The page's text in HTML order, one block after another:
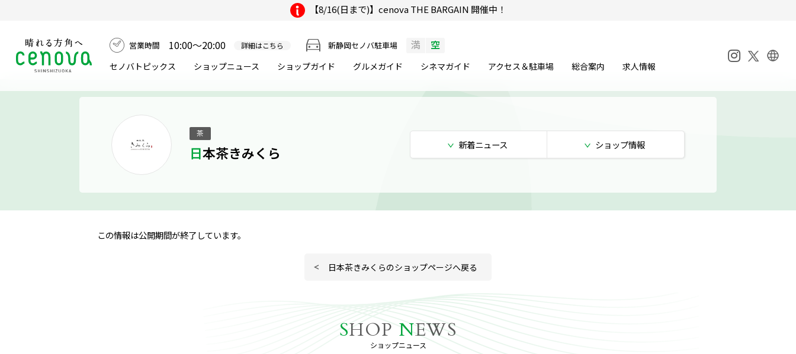
【8/16(日まで)】cenova THE BARGAIN 開催中！
営業時間 10:00～20:00 詳細はこちら 新静岡セノバ駐車場 満 空
セノバトピックス ショップニュース ショップガイド グルメガイド シネマガイド アクセス＆駐車場 総合案内 求人情報
茶
日本茶きみくら 新着ニュース ショップ情報
この情報は公開期間が終了しています。
日本茶きみくらのショップページへ戻る
SHOPNEWS
ショップニュース